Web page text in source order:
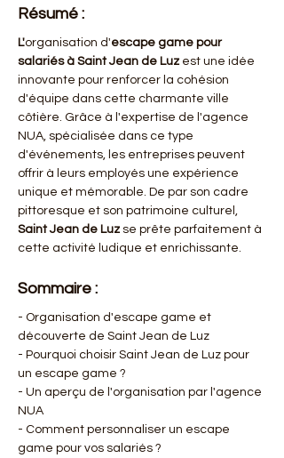
Résumé :
L'organisation d'escape game pour
salariés à Saint Jean de Luz est une idée
innovante pour renforcer la cohésion
d'équipe dans cette charmante ville
côtière. Grâce à l'expertise de l'agence
NUA, spécialisée dans ce type
d'événements, les entreprises peuvent
offrir à leurs employés une expérience
unique et mémorable. De par son cadre
pittoresque et son patrimoine culturel,
Saint Jean de Luz se prête parfaitement à
cette activité ludique et enrichissante.
Sommaire :
- Organisation d'escape game et
découverte de Saint Jean de Luz
- Pourquoi choisir Saint Jean de Luz pour
un escape game ?
- Un aperçu de l'organisation par l'agence
NUA
- Comment personnaliser un escape
game pour vos salariés ?